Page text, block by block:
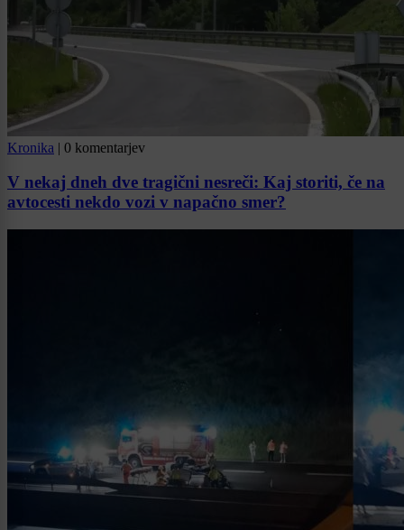
Kronika | 0 komentarjev
V nekaj dneh dve tragični nesreči: Kaj storiti, če na
avtocesti nekdo vozi v napačno smer?